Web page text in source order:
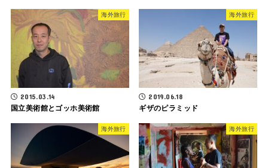
海外旅行
2015.03.14
国立美術館とゴッホ美術館
海外旅行
2019.06.18
ギザのピラミッド
海外旅行 海外旅行